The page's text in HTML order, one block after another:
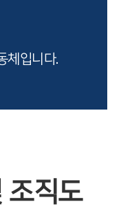
체입니다.
조직도